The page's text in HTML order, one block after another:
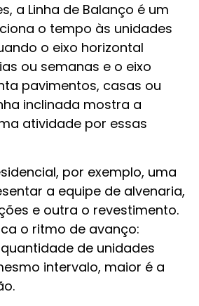
a Linha de Balanço é um
o tempo às unidades
o eixo horizontal
ou semanas e o eixo
pavimentos, casas ou
inclinada mostra a
atividade por essas
por exemplo, uma
a equipe de alvenaria,
e outra o revestimento.
o ritmo de avanço:
de unidades
intervalo, maior é a